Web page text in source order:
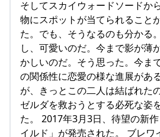
そしてスカイウォードソードか
物にスポットが当てられること
た。でも、そうなるのも分かる
し、可愛いのだ。今まで影が薄
かしいのだ。そう思った。今ま
の関係性に恋愛の様な進展があ
が、きっとこの二人は結ばれた
ゼルダを救おうとする必死な姿
た。 2017年3月3日、待望の新
イルド」が発売された。 ブレワ